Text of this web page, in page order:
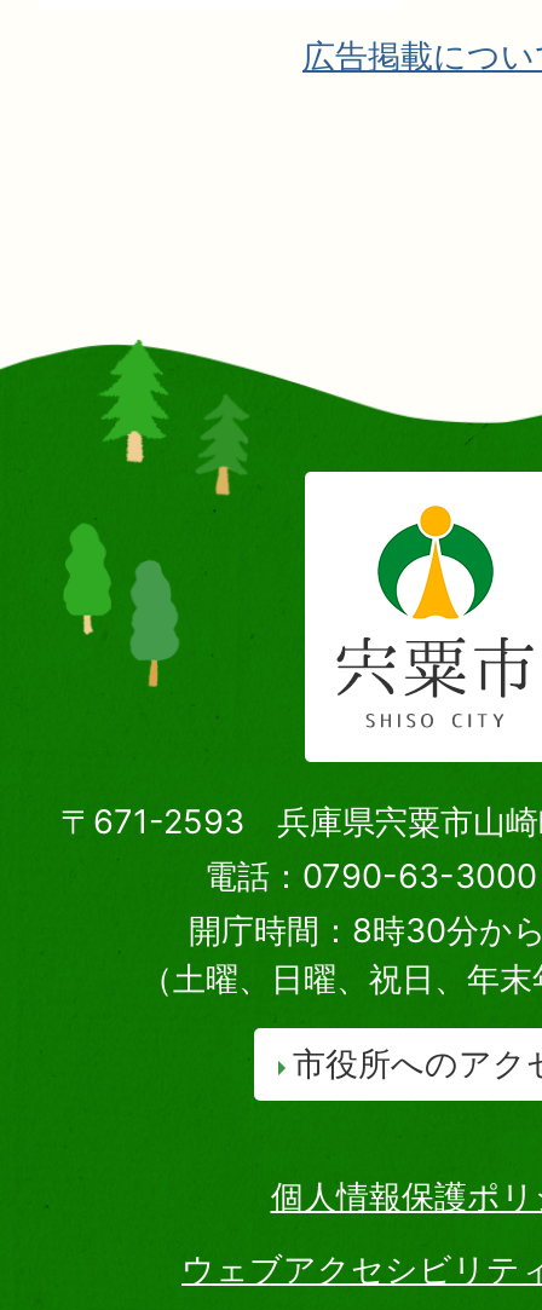
広告掲載につ
〒671-2593 兵庫県宍粟市山崎
電話：0790-63-3000
開庁時間：8時30分か
（土曜、日曜、祝日、年
市役所へのアク
個人情報保護ポ
ウェブアクセシビリテ